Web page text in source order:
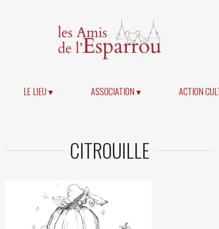
LE LIEU ▾ ASSOCIATION ▾ ACTION
CITROUILLE